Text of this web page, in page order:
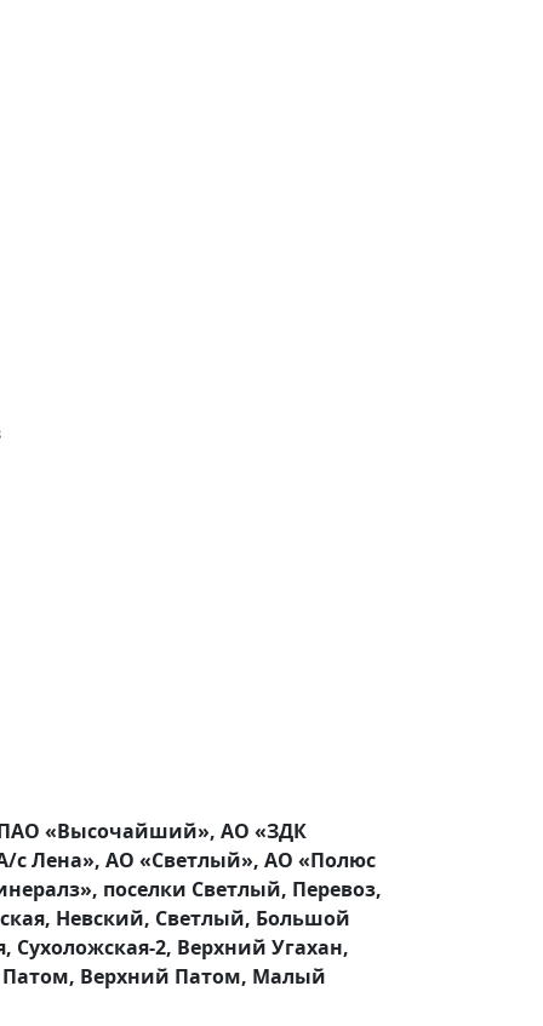
«Высочайший», АО «ЗДК
с Лена», АО «Светлый», АО «Полюс
поселки Светлый, Перевоз,
Невский, Светлый, Большой
2, Верхний Угахан,
Верхний Патом, Малый